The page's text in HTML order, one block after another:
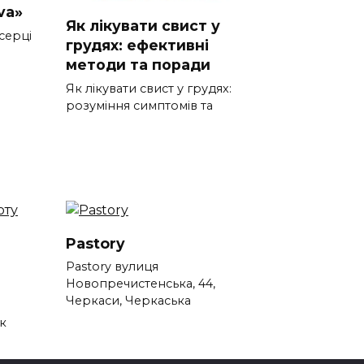
Як лікувати свист у
грудях: ефективні
методи та поради
Як лікувати свист у грудях:
розуміння симптомів та
Pastory
Pastory вулиця
Новопречистенська, 44,
Черкаси, Черкаська